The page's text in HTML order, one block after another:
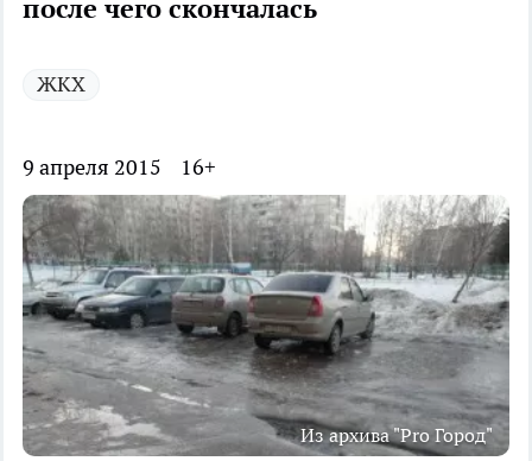
после чего скончалась
ЖКХ
9 апреля 2015 16+
Из архива "Pro Город"